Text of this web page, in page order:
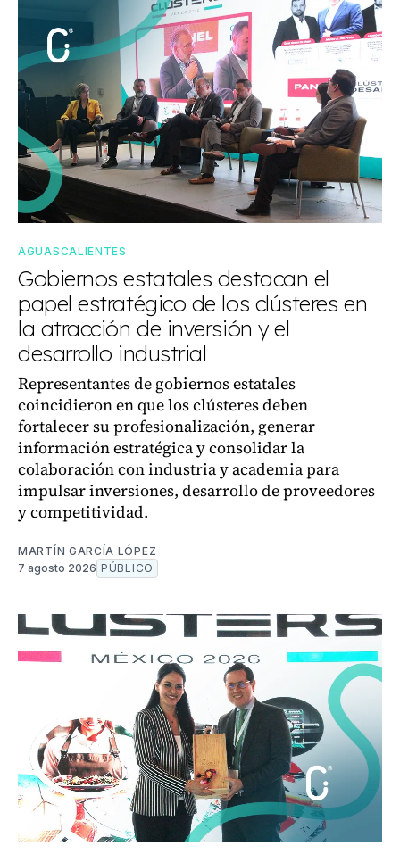
AGUASCALIENTES
Gobiernos estatales destacan el
papel estratégico de los clústeres en
la atracción de inversión y el
desarrollo industrial
Representantes de gobiernos estatales
coincidieron en que los clústeres deben
fortalecer su profesionalización, generar
información estratégica y consolidar la
colaboración con industria y academia para
impulsar inversiones, desarrollo de proveedores
y competitividad.
MARTÍN GARCÍA LÓPEZ
7 agosto 2026 PÚBLICO